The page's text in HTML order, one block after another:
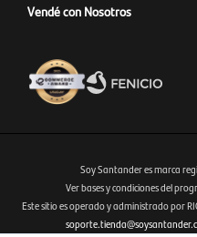
Vendé con Nosotros
Fenicio eCommerce Uruguay
Soy Santander es marca
Ver bases y condiciones del
Este sitio es operado y administrado por